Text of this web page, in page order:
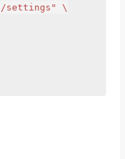
settings" \